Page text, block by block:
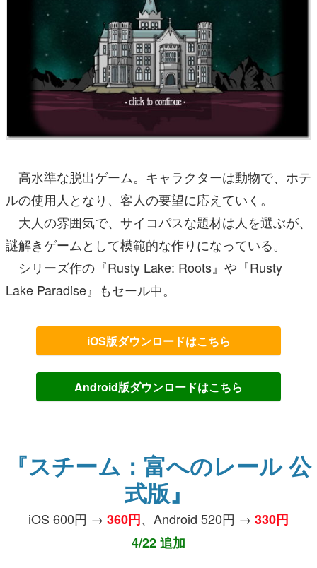
高水準な脱出ゲーム。キャラクターは動物で、ホテ
ルの使用人となり、客人の要望に応えていく。
大人の雰囲気で、サイコパスな題材は人を選ぶが、
謎解きゲームとして模範的な作りになっている。
シリーズ作の『Rusty Lake: Roots』や『Rusty
Lake Paradise』もセール中。
iOS版ダウンロードはこちら
Android版ダウンロードはこちら
『スチーム：富へのレール 公
式版』
iOS 600円 → 360円、Android 520円 → 330円
4/22 追加